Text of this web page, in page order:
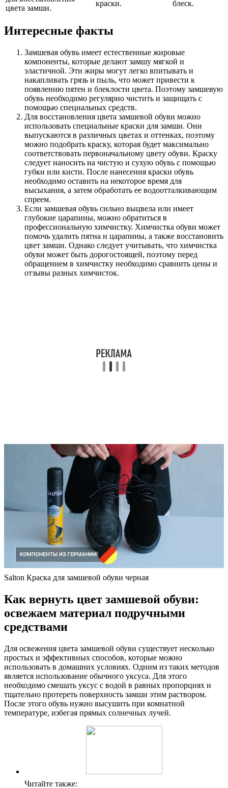
цвета замши.
краски. блеск.
Интересные факты
Замшевая обувь имеет естественные жировые
компоненты, которые делают замшу мягкой и
эластичной. Эти жиры могут легко впитывать и
накапливать грязь и пыль, что может привести к
появлению пятен и блеклости цвета. Поэтому замшевую
обувь необходимо регулярно чистить и защищать с
помощью специальных средств.
Для восстановления цвета замшевой обуви можно
использовать специальные краски для замши. Они
выпускаются в различных цветах и оттенках, поэтому
можно подобрать краску, которая будет максимально
соответствовать первоначальному цвету обуви. Краску
следует наносить на чистую и сухую обувь с помощью
губки или кисти. После нанесения краски обувь
необходимо оставить на некоторое время для
высыхания, а затем обработать ее водоотталкивающим
спреем.
Если замшевая обувь сильно выцвела или имеет
глубокие царапины, можно обратиться в
профессиональную химчистку. Химчистка обуви может
помочь удалить пятна и царапины, а также восстановить
цвет замши. Однако следует учитывать, что химчистка
обуви может быть дорогостоящей, поэтому перед
обращением в химчистку необходимо сравнить цены и
отзывы разных химчисток.
Salton Краска для замшевой обуви черная
Как вернуть цвет замшевой обуви:
освежаем материал подручными
средствами
Для освежения цвета замшевой обуви существует несколько
простых и эффективных способов, которые можно
использовать в домашних условиях. Одним из таких методов
является использование обычного уксуса. Для этого
необходимо смешать уксус с водой в равных пропорциях и
тщательно протереть поверхность замши этим раствором.
После этого обувь нужно высушить при комнатной
температуре, избегая прямых солнечных лучей.
Читайте также: